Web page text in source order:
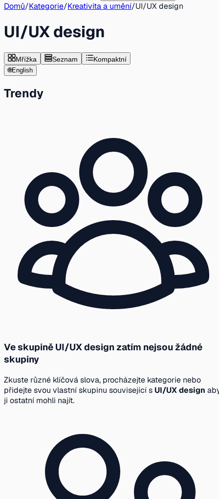
Domů/Kategorie/Kreativita a umění/UI/UX design
UI/UX design
Mřížka Seznam Kompaktní
🌐English
Trendy
Ve skupině UI/UX design zatím nejsou žádné
skupiny
Zkuste různé klíčová slova, procházejte kategorie nebo
přidejte svou vlastní skupinu související s UI/UX design
ji ostatní mohli najít.